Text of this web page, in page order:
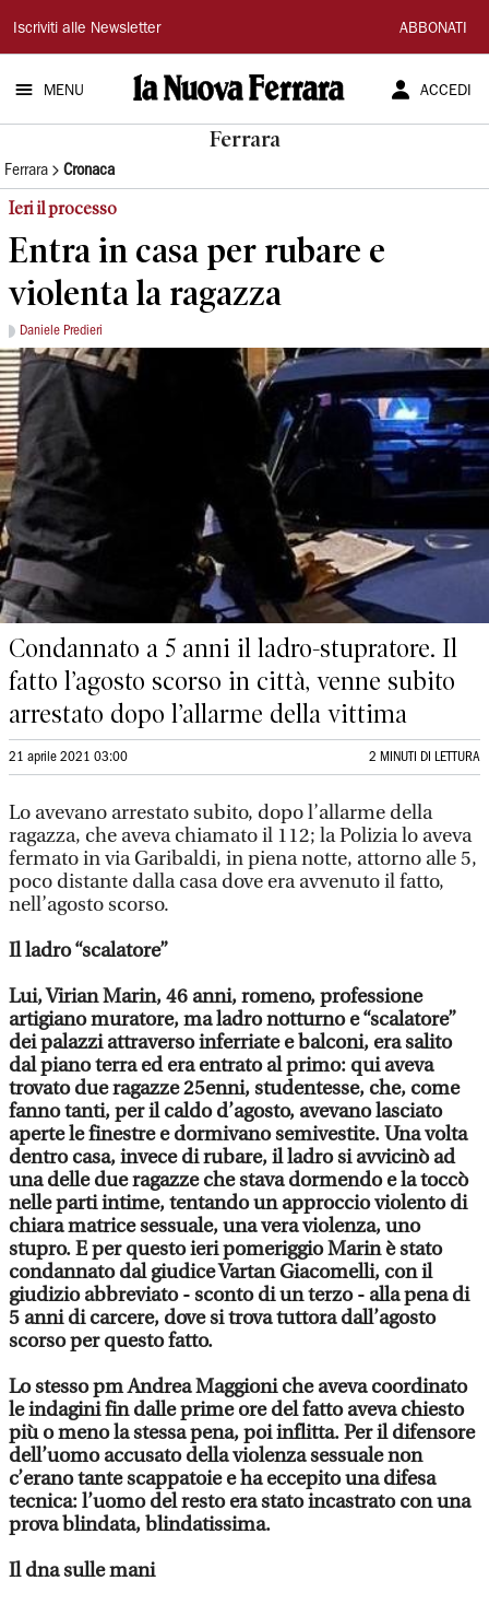
La
Nuova
Ferrara
Iscriviti alle Newsletter ABBONATI
MENU ACCEDI
Ferrara
Ferrara Cronaca
Ieri il processo
Entra in casa per rubare e
violenta la ragazza
Daniele Predieri
Condannato a 5 anni il ladro-stupratore. Il
fatto l’agosto scorso in città, venne subito
arrestato dopo l’allarme della vittima
21 aprile 2021 03:00 2 MINUTI DI LETTURA
Lo avevano arrestato subito, dopo l’allarme della
ragazza, che aveva chiamato il 112; la Polizia lo aveva
fermato in via Garibaldi, in piena notte, attorno alle 5,
poco distante dalla casa dove era avvenuto il fatto,
nell’agosto scorso.
Il ladro “scalatore”
Lui, Virian Marin, 46 anni, romeno, professione
artigiano muratore, ma ladro notturno e “scalatore”
dei palazzi attraverso inferriate e balconi, era salito
dal piano terra ed era entrato al primo: qui aveva
trovato due ragazze 25enni, studentesse, che, come
fanno tanti, per il caldo d’agosto, avevano lasciato
aperte le finestre e dormivano semivestite. Una volta
dentro casa, invece di rubare, il ladro si avvicinò ad
una delle due ragazze che stava dormendo e la toccò
nelle parti intime, tentando un approccio violento di
chiara matrice sessuale, una vera violenza, uno
stupro. E per questo ieri pomeriggio Marin è stato
condannato dal giudice Vartan Giacomelli, con il
giudizio abbreviato - sconto di un terzo - alla pena di
5 anni di carcere, dove si trova tuttora dall’agosto
scorso per questo fatto.
Lo stesso pm Andrea Maggioni che aveva coordinato
le indagini fin dalle prime ore del fatto aveva chiesto
più o meno la stessa pena, poi inflitta. Per il difensore
dell’uomo accusato della violenza sessuale non
c’erano tante scappatoie e ha eccepito una difesa
tecnica: l’uomo del resto era stato incastrato con una
prova blindata, blindatissima.
Il dna sulle mani